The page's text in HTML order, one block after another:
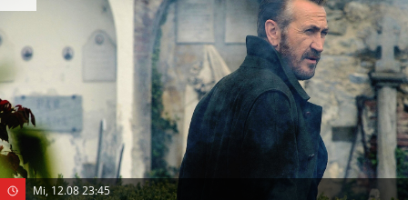
Mi, 12.08 23:45